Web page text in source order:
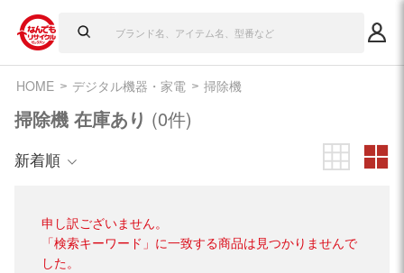
HOME デジタル機器・家電 掃除機
掃除機 在庫あり (0件)
新着順
申し訳ございません。
「検索キーワード」に一致する商品は見つかりませんで
した。